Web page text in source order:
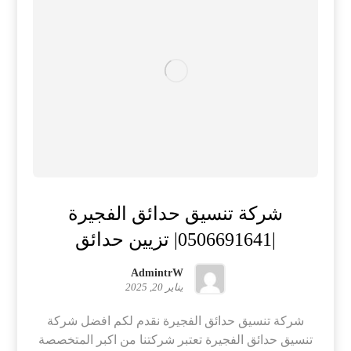
شركة تنسيق حدائق الفجيرة
AdmintrW
يناير 20, 2025
شركة تنسيق حدائق الفجيرة نقدم لكم افضل شركة
تنسيق حدائق الفجيرة تعتبر شركتنا من اكبر المتخصصة